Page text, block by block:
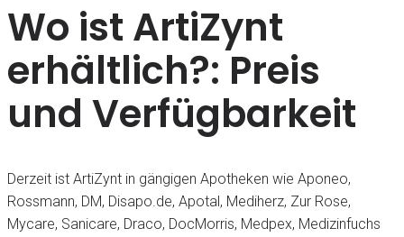
Wo ist ArtiZynt
erhältlich?: Preis
und Verfügbarkeit
Derzeit ist ArtiZynt in gängigen Apotheken wie Aponeo,
Rossmann, DM, Disapo.de, Apotal, Mediherz, Zur Rose,
Mycare, Sanicare, Draco, DocMorris, Medpex, Medizinfuchs